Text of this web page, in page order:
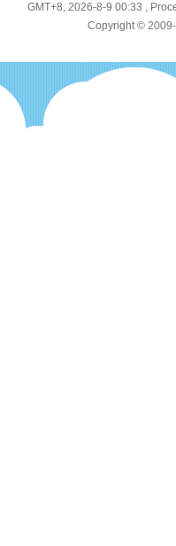
GMT+8, 2026-8-9 00:33 ,
Copyright ©